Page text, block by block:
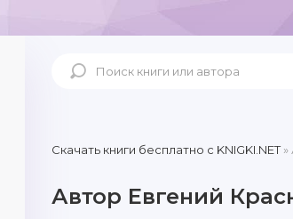
Скачать книги бесплатно c KNIGKI.NET»
Автор Евгений